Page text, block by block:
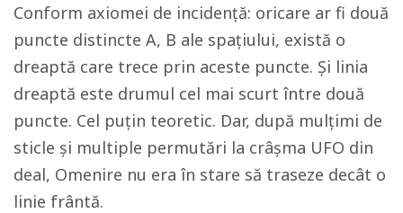
Conform axiomei de incidență: oricare ar fi două
puncte distincte A, B ale spațiului, există o
dreaptă care trece prin aceste puncte. Și linia
dreaptă este drumul cel mai scurt între două
puncte. Cel puțin teoretic. Dar, după mulțimi de
sticle și multiple permutări la crâșma UFO din
deal, Omenire nu era în stare să traseze decât o
linie frântă.